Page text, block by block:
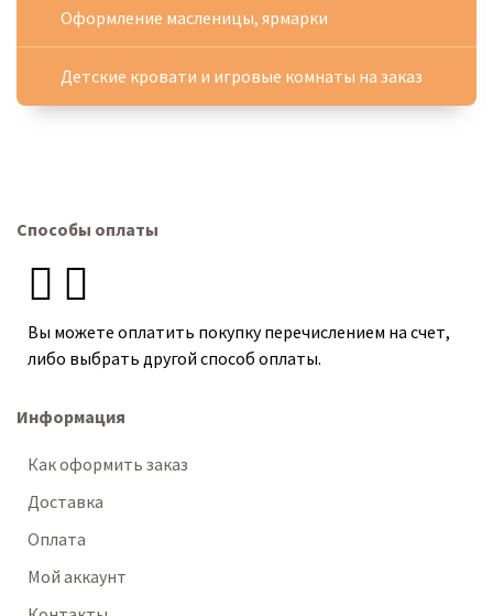
Оформление масленицы, ярмарки
Детские кровати и игровые комнаты на заказ
Способы оплаты
Вы можете оплатить покупку перечислением на счет,
либо выбрать другой способ оплаты.
Информация
Как оформить заказ
Доставка
Оплата
Мой аккаунт